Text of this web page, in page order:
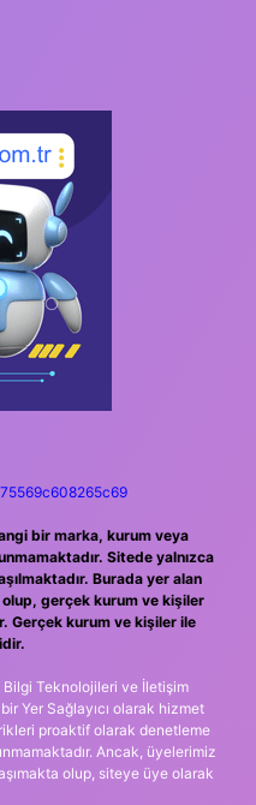
bir marka, kurum veya
Sitede yalnızca
Burada yer alan
gerçek kurum ve kişiler
Gerçek kurum ve kişiler ile
Bilgi Teknolojileri ve İletişim
Yer Sağlayıcı olarak hizmet
proaktif olarak denetleme
Ancak, üyelerimiz
olup, siteye üye olarak